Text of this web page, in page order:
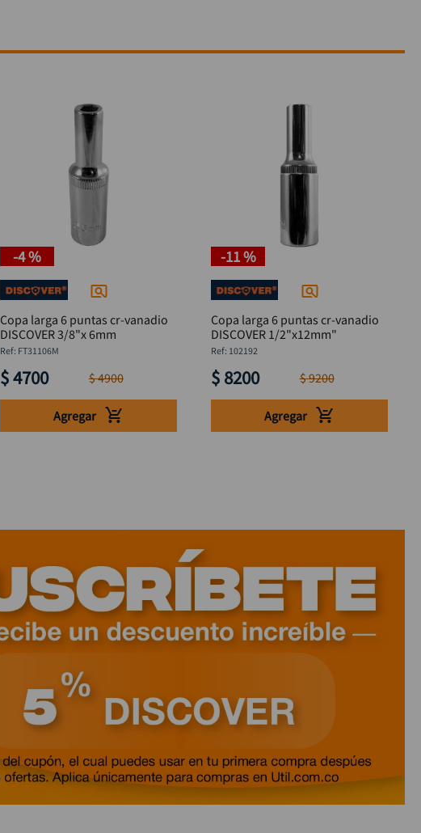
-4 %
Copa larga 6 puntas cr-vanadio
DISCOVER 3/8"x 6mm
: FT31106M
$4700 $4900
Agregar
-11 %
Copa larga 6 puntas cr-vanadio
DISCOVER 1/2"x12mm"
: 102192
$ 8200 $9200
Agregar